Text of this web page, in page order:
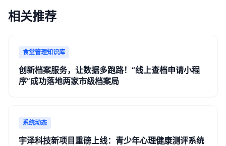
相关推荐
食堂管理知识库
创新档案服务，让数据多跑路！“线上查档申请小程
序”成功落地两家市级档案局
系统动态
宇泽科技新项目重磅上线：青少年心理健康测评系统